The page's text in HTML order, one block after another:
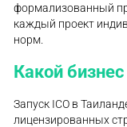
формализованный
каждый проект
норм.
Какой
Запуск ICO в
лицензированных